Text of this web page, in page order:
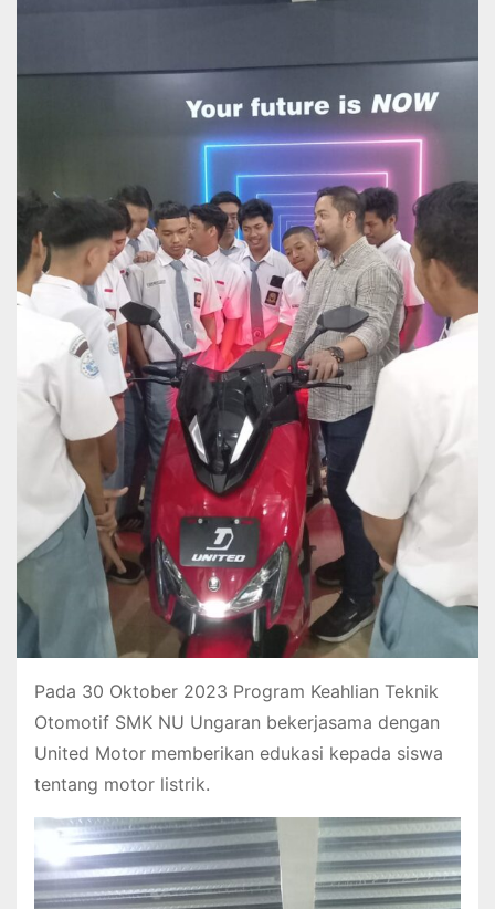
Pada 30 Oktober 2023 Program Keahlian Teknik
Otomotif SMK NU Ungaran bekerjasama dengan
United Motor memberikan edukasi kepada siswa
tentang motor listrik.